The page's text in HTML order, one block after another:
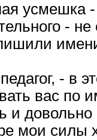
усмешка
-
- в
вас по
и
мои силы